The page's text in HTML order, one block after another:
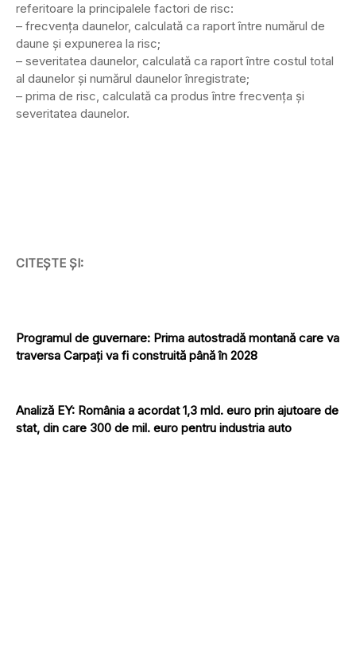
referitoare la principalele factori de risc:
– frecvența daunelor, calculată ca raport între numărul de
daune și expunerea la risc;
– severitatea daunelor, calculată ca raport între costul total
al daunelor și numărul daunelor înregistrate;
– prima de risc, calculată ca produs între frecvența și
severitatea daunelor.
CITEȘTE ȘI:
Programul de guvernare: Prima autostradă montană care va
traversa Carpaţi va fi construită până în 2028
Analiză EY: România a acordat 1,3 mld. euro prin ajutoare de
stat, din care 300 de mil. euro pentru industria auto